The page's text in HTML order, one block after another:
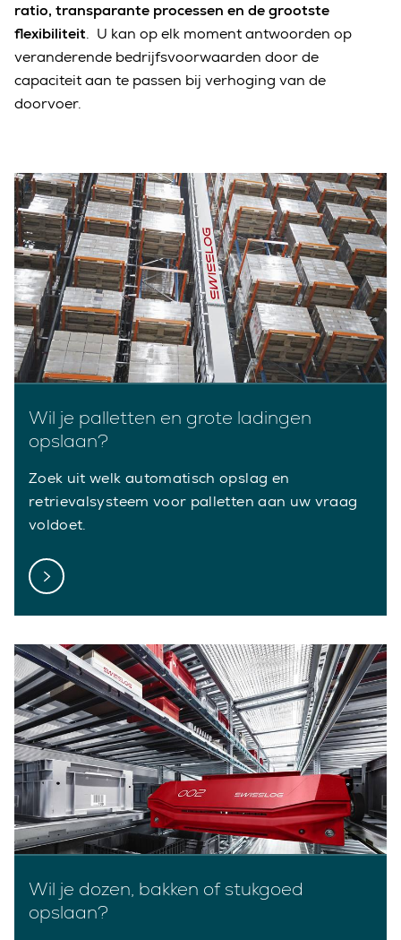
ratio, transparante processen en de grootste
flexibiliteit. U kan op elk moment antwoorden op
veranderende bedrijfsvoorwaarden door de
capaciteit aan te passen bij verhoging van de
doorvoer.
Wil je palletten en grote ladingen
opslaan?
Zoek uit welk automatisch opslag en
retrievalsysteem voor palletten aan uw vraag
voldoet.
Wil je dozen, bakken of stukgoed
opslaan?